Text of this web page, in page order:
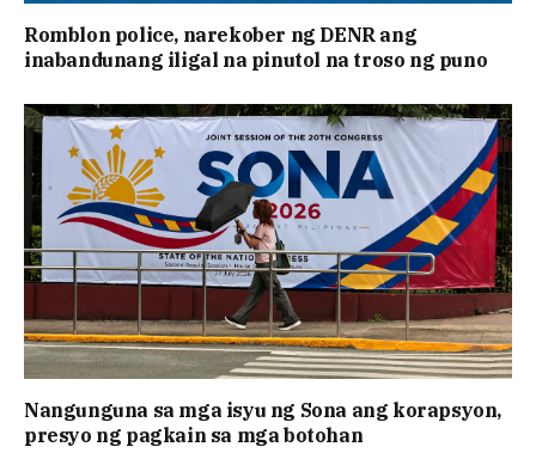
Romblon police, narekober ng DENR ang
inabandunang iligal na pinutol na troso ng puno
Nangunguna sa mga isyu ng Sona ang korapsyon,
presyo ng pagkain sa mga botohan